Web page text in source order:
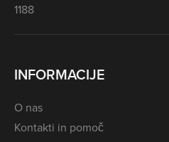
1188
INFORMACIJE
O nas
Kontakti in pomoč